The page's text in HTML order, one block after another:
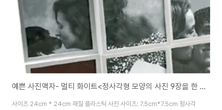
예쁜 사진액자- 멀티 화이트<정사각형 모양의 사진 9장을 한 프레임 안에 담을 수 있는 멀티 액자>
사이즈 24cm * 24cm 재질 플라스틱 사진 사이즈: 7.5cm*7.5cm 정사각